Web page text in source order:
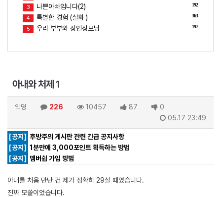
192
3 나쁜아빠입니다(2)
363
4 특별한 경험 (실화 )
197
5 우리 부부와 장인장모님
아내와 처제 1
익명 226 10457 87
0
05.17 23:49
[공지] 후방주의 게시판 관련 긴급 공지사항
[공지] 1분만에 3,000포인트 획득하는 방법
[공지]
멤버쉽 가입 방법
아내를 처음 만난 건 제가 정확히 29살 때였습니다.
진짜 모쏠이었습니다.